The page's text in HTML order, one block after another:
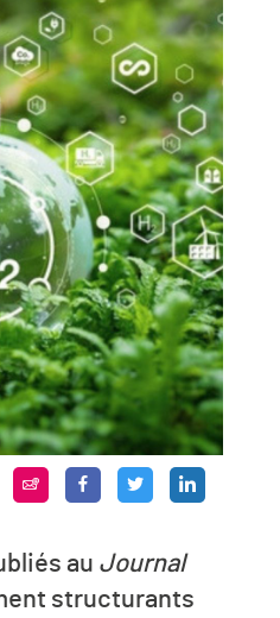
au Journal
structurants